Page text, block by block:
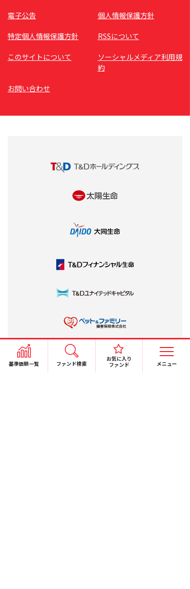
基準価額一覧 ファンド検索
お気に入り
ファンド
メニュー
電子公告 個人情報保護方針
特定個人情報保護方針 RSSについて
このサイトについて
ソーシャルメディア利用規
約
お問い合わせ